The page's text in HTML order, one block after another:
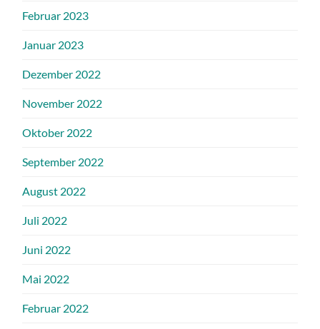
Februar 2023
Januar 2023
Dezember 2022
November 2022
Oktober 2022
September 2022
August 2022
Juli 2022
Juni 2022
Mai 2022
Februar 2022